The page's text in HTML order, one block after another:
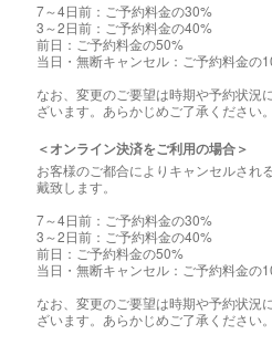
7～4日前：ご予約料金の30%
3～2日前：ご予約料金の40%
前日：ご予約料金の50%
当日・無断キャンセル：ご予約料金の
なお、変更のご要望は時期や予約状況
ざいます。あらかじめご了承ください。
＜オンライン決済をご利用の場合＞
お客様のご都合によりキャンセルされ
戴致します。
7～4日前：ご予約料金の30%
3～2日前：ご予約料金の40%
前日：ご予約料金の50%
当日・無断キャンセル：ご予約料金の
なお、変更のご要望は時期や予約状況
ざいます。あらかじめご了承ください。